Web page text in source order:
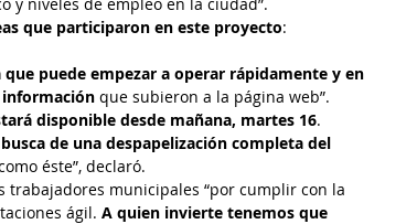
que participaron en este proyecto:
puede empezar a operar rápidamente y en
información que subieron a la página web”.
disponible desde mañana, martes 16.
de una despapelización completa del
éste”, declaró.
trabajadores municipales “por cumplir con la
ágil. A quien invierte tenemos que